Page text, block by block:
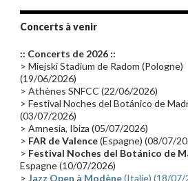
Promo 2019
Emissions 2010 Disques rares
Synthé 70's(20)
Claviériste(19) Groupe de Recherche
France 2 (18)
Critique(17) Coffret(17)
Passages radio(16)
Concerts à venir
:: Concerts de 2026 ::
> Miejski Stadium de Radom (Pologne)
(19/06/2026)
> Athènes SNFCC (22/06/2026)
> Festival Noches del Botánico de
(03/07/2026)
> Amnesia, Ibiza (05/07/2026)
> FAR de Valence(Espagne) (08/07/
> Festival Noches del Botánico de
Espagne (10/07/2026)
> Jazz Open à Modène(Italie) (18/07/